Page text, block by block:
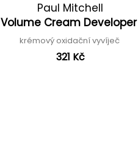
Paul Mitchell
Volume Cream Developer
krémový oxidační vyvíječ
321 Kč